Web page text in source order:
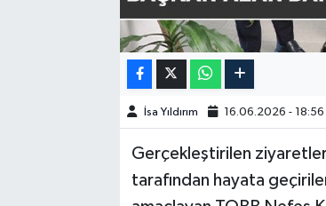
İsa Yıldırım 16.06.2026 - 18:56
Gerçekleştirilen
tarafından hayata